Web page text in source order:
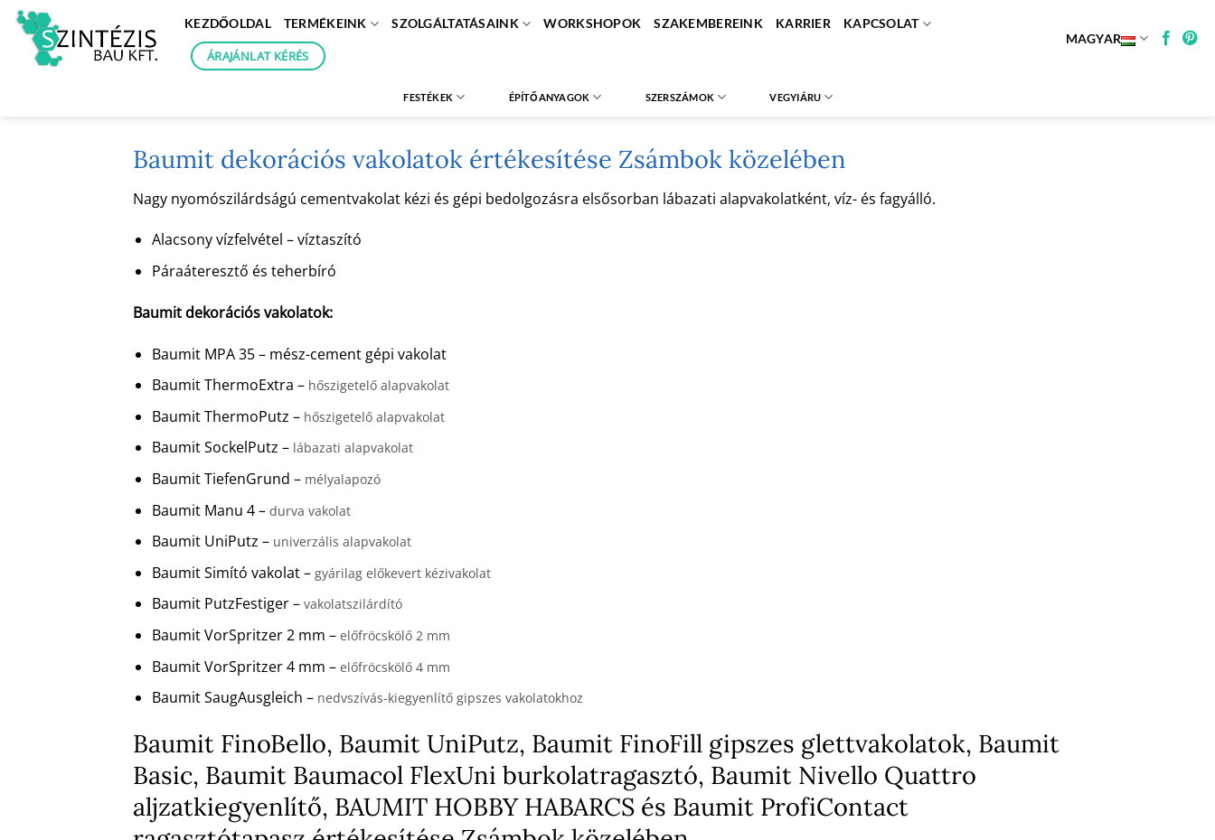
Skip
content
KEZDŐOLDAL TERMÉKEINK SZOLGÁLTATÁSAINK WORKSHOPOK SZAKEMBEREINK KARRIER KAPCSOLAT
ÁRAJÁNLAT KÉRÉS
MAGYAR
FESTÉKEK ÉPÍTŐANYAGOK SZERSZÁMOK VEGYIÁRU
Baumit dekorációs vakolatok értékesítése Zsámbok közelében
Nagy nyomószilárdságú cementvakolat kézi és gépi bedolgozásra elsősorban lábazati alapvakolatként, víz- és fagyálló.
Alacsony vízfelvétel – víztaszító
Páraáteresztő és teherbíró
Baumit dekorációs vakolatok:
Baumit MPA 35 – mész-cement gépi vakolat
Baumit ThermoExtra – hőszigetelő alapvakolat
Baumit ThermoPutz – hőszigetelő alapvakolat
Baumit SockelPutz – lábazati alapvakolat
Baumit TiefenGrund – mélyalapozó
Baumit Manu 4 – durva vakolat
Baumit UniPutz – univerzális alapvakolat
Baumit Simító vakolat – gyárilag előkevert kézivakolat
Baumit PutzFestiger – vakolatszilárdító
Baumit VorSpritzer 2 mm – előfröcskölő 2 mm
Baumit VorSpritzer 4 mm – előfröcskölő 4 mm
Baumit SaugAusgleich – nedvszívás-kiegyenlítő gipszes vakolatokhoz
Baumit FinoBello, Baumit UniPutz, Baumit FinoFill gipszes glettvakolatok, Baumit
Basic, Baumit Baumacol FlexUni burkolatragasztó, Baumit Nivello Quattro
aljzatkiegyenlítő, BAUMIT HOBBY HABARCS és Baumit ProfiContact